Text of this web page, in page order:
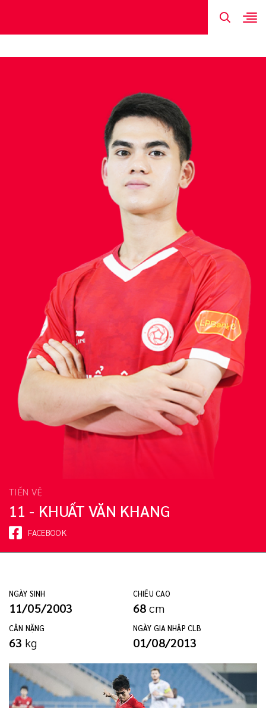
KẾT QUẢ
KHUẤT VĂN
TIỀN VỆ
11 - KHUẤT VĂN KHANG
FACEBOOK
NGÀY SINH
11/05/2003
CHIỀU CAO
68 cm
CÂN NẶNG
63 kg
NGÀY GIA NHẬP CLB
01/08/2013